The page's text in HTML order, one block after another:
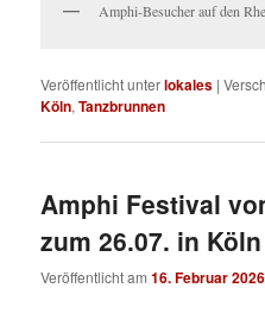
Amphi-Besucher auf den
Veröffentlicht unterlokales |
Köln,Tanzbrunnen
Amphi Festival
zum 26.07. in Köln
Veröffentlicht am16. Februar 2026